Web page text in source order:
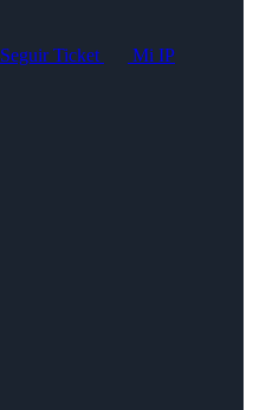
Seguir Ticket
Mi IP